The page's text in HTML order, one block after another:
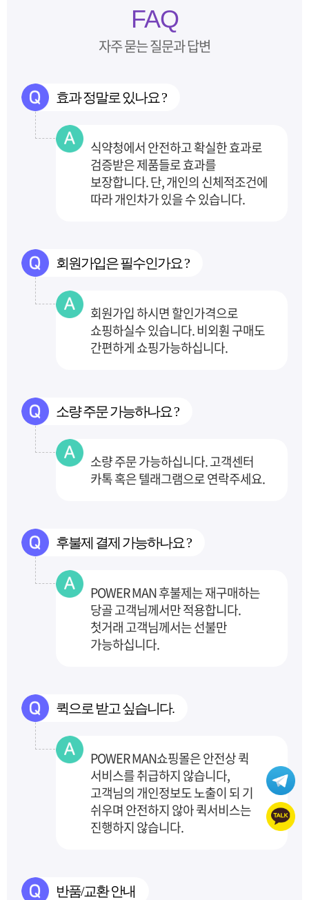
FAQ
자주 묻는 질문과 답변
효과 정말로 있나요 ?
식약청에서 안전하고 확실한 효과로
검증받은 제품들로 효과를
보장합니다.단, 개인의 신체적조건에
따라 개인차가 있을 수 있습니다.
회원가입은 필수인가요 ?
회원가입 하시면 할인가격으로
쇼핑하실수 있습니다. 비외훤 구매도
간편하게 쇼핑가능하십니다.
소량 주문 가능하나요 ?
소량 주문 가능하십니다. 고객센터
카톡 혹은 텔래그램으로 연락주세요.
후불제 결제 가능하나요 ?
POWER MAN 후불제는 재구매하는
당골 고객님께서만 적용합니다.
첫거래 고객님께서는 선불만
가능하십니다.
퀵으로 받고 싶습니다.
POWER MAN쇼핑몰은 안전상 퀵
서비스를 취급하지 않습니다,
고객님의 개인정보도 노출이 되 기
쉬우며 안전하지 않아 퀵서비스는
진행하지 않습니다.
반품/교환 안내